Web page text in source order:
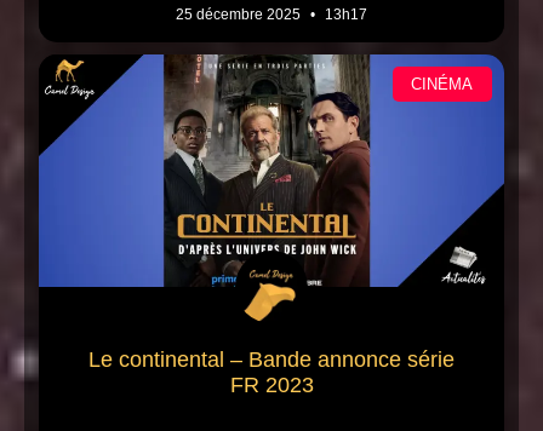
25 décembre 2025 13h17
CINÉMA
Le continental – Bande annonce série
FR 2023